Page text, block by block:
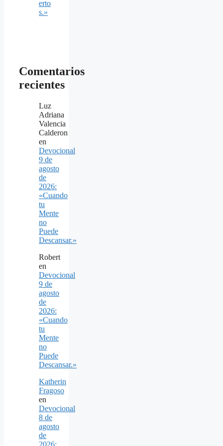
erto
s.»
Comentarios
recientes
Luz
Adriana
Valencia
Calderon
en
Devocional
9 de
agosto
de
2026:
«Cuando
tu
Mente
no
Puede
Descansar.»
Robert
en
Devocional
9 de
agosto
de
2026:
«Cuando
tu
Mente
no
Puede
Descansar.»
Katherin
Fragoso
en
Devocional
8 de
agosto
de
2026: